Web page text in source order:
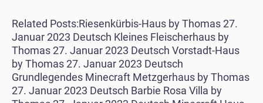
Related Posts:Riesenkürbis-Haus by Thomas 27.
Januar 2023 Deutsch Kleines Fleischerhaus by
Thomas 27. Januar 2023 Deutsch Vorstadt-Haus
by Thomas 27. Januar 2023 Deutsch
Grundlegendes Minecraft Metzgerhaus by Thomas
27. Januar 2023 Deutsch Barbie Rosa Villa by